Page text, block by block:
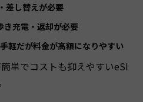
差し替えが必要
き充電・返却が必要
軽だが料金が高額になりやすい
単でコストも抑えやすいeSI